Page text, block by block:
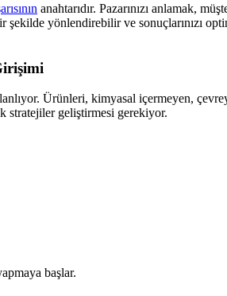
anahtarıdır. Pazarınızı anlamak,
şekilde yönlendirebilir ve sonuçlarınızı
Ürünleri, kimyasal içermeyen,
stratejiler geliştirmesi gerekiyor.
başlar.